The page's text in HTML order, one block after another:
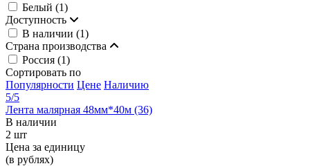
Белый (1)
Доступность
В наличии (1)
Страна производства
Россия (1)
Сортировать по
Популярности Цене Наличию
5/5
Лента малярная 48мм*40м (36)
В наличии
2 шт
Цена за единицу
(в рублях)